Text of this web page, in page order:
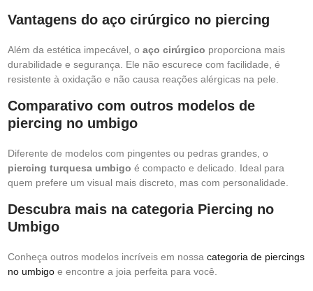
Vantagens do aço cirúrgico no piercing
Além da estética impecável, o aço cirúrgico proporciona mais
durabilidade e segurança. Ele não escurece com facilidade, é
resistente à oxidação e não causa reações alérgicas na pele.
Comparativo com outros modelos de
piercing no umbigo
Diferente de modelos com pingentes ou pedras grandes, o
piercing turquesa umbigo é compacto e delicado. Ideal para
quem prefere um visual mais discreto, mas com personalidade.
Descubra mais na categoria Piercing no
Umbigo
Conheça outros modelos incríveis em nossa categoria de piercings
no umbigo e encontre a joia perfeita para você.